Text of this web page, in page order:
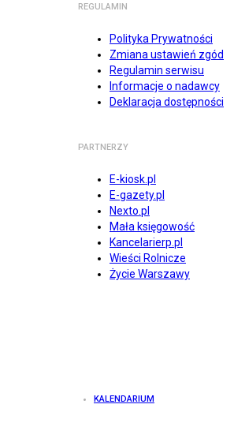
REGULAMIN
Polityka Prywatności
Zmiana ustawień zgód
Regulamin serwisu
Informacje o nadawcy
Deklaracja dostępności
PARTNERZY
E-kiosk.pl
E-gazety.pl
Nexto.pl
Mała księgowość
Kancelarierp.pl
Wieści Rolnicze
Życie Warszawy
KALENDARIUM